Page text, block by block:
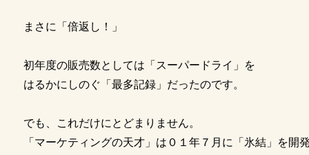
まさに「倍返し！」
初年度の販売数としては「スーパードライ」を
はるかにしのぐ「最多記録」だったのです。
でも、これだけにとどまりません。
「マーケティングの天才」は０１年７月に「氷結」を開